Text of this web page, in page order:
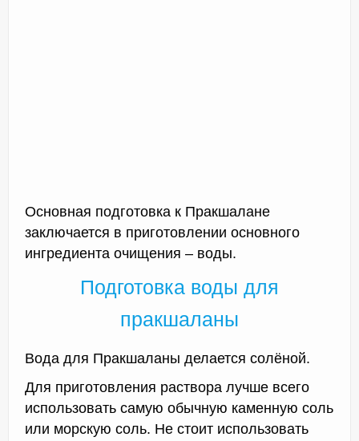
Основная подготовка к Пракшалане
заключается в приготовлении основного
ингредиента очищения – воды.
Подготовка воды для
пракшаланы
Вода для Пракшаланы делается солёной.
Для приготовления раствора лучше всего
использовать самую обычную каменную соль
или морскую соль. Не стоит использовать